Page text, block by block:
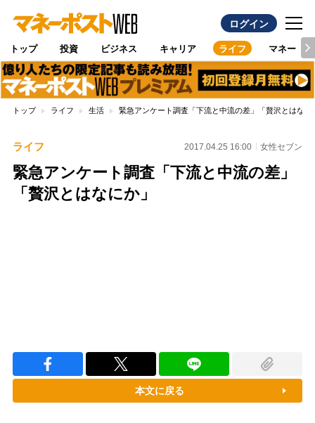
ログイン
トップ 投資 ビジネス キャリア ライフ マネー
トップ ライフ 生活 緊急アンケート調査「下流と中流の差」「贅沢とはなに
ライフ 2017.04.25 16:00 女性セブン
緊急アンケート調査「下流と中流の差」
「贅沢とはなにか」
本文に戻る